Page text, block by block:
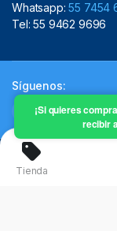
Whatsapp:55 7454
Tel: 55 9462 9696
Síguenos:
Copyright 2024 ©
¡Si quieres
recibir
Tienda